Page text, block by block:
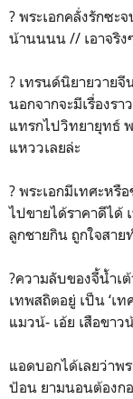
? พระเอกคลั่งรักซะ
น้านนนน // เอาจริง
? เทรนด์นิยายวายจี
นอกจากจะมีเรื่องร
แทรกไปวิทยายุทธ์
แหววเลยล่ะ
? พระเอกมีเทศะห
ไปขายได้ราคาดีได้
ลูกชายกิน ถูกใจสา
?ความลับของจี้น้ำเ
เทพสถิตอยู่ เป็น ‘เท
แมวน้- เอ้ย เสือขาว
แอดบอกได้เลยว่าพ
ป้อน ยามนอนต้องก